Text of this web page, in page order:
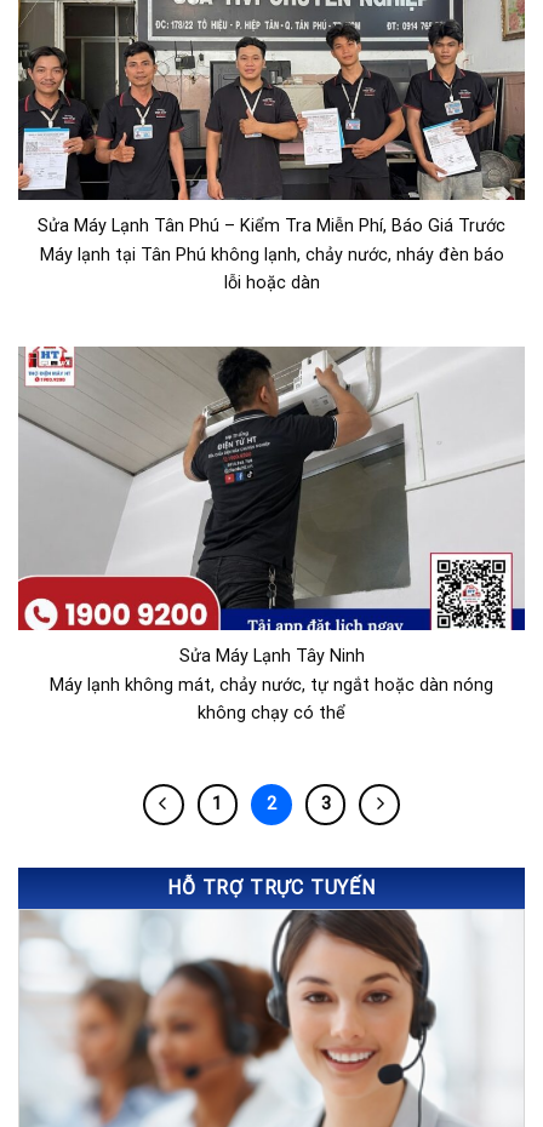
Sửa Máy Lạnh Tân Phú – Kiểm Tra Miễn Phí, Báo Giá Trước
Máy lạnh tại Tân Phú không lạnh, chảy nước, nháy đèn báo
lỗi hoặc dàn
Sửa Máy Lạnh Tây Ninh
Máy lạnh không mát, chảy nước, tự ngắt hoặc dàn nóng
không chạy có thể
1 2 3
HỖ TRỢ TRỰC TUYẾN